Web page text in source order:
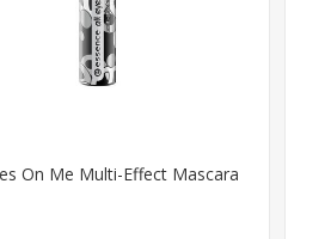
On Me Multi-Effect Mascara